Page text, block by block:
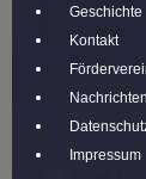
Geschichte
Kontakt
Nachrichten
Impressum